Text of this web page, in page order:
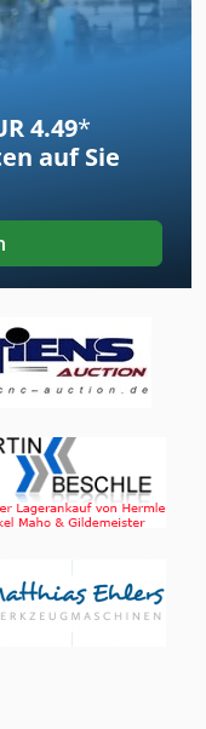
4.49*
auf Sie